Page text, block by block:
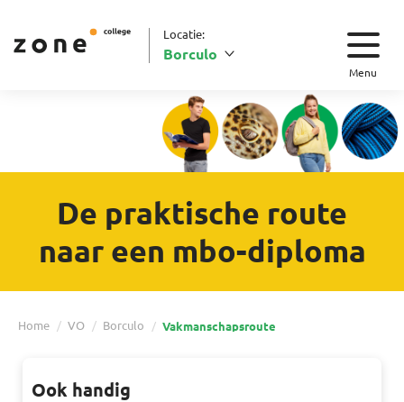
Locatie:
Borculo
Menu
De praktische route
naar een mbo-diploma
Home VO Borculo Vakmanschapsroute
Ook handig